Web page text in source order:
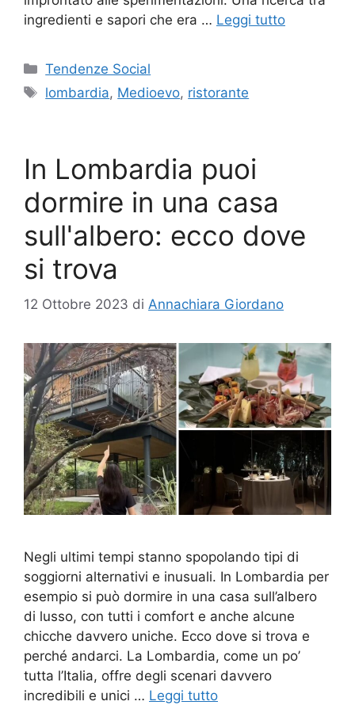
ingredienti e sapori che era … Leggi tutto
Categorie
Tendenze Social
Tag
lombardia, Medioevo, ristorante
In Lombardia puoi
dormire in una casa
sull'albero: ecco dove
si trova
12 Ottobre 2023 di Annachiara Giordano
Negli ultimi tempi stanno spopolando tipi di
soggiorni alternativi e inusuali. In Lombardia per
esempio si può dormire in una casa sull’albero
di lusso, con tutti i comfort e anche alcune
chicche davvero uniche. Ecco dove si trova e
perché andarci. La Lombardia, come un po’
tutta l’Italia, offre degli scenari davvero
incredibili e unici … Leggi tutto